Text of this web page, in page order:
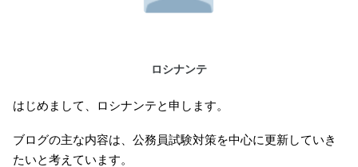
ロシナンテ
はじめまして、ロシナンテと申します。
ブログの主な内容は、公務員試験対策を中心に更新していき
たいと考えています。